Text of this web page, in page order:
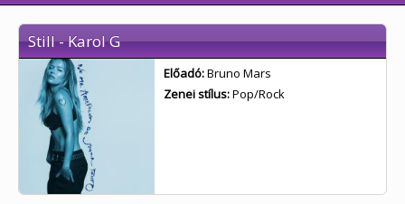
Still - Karol G
Előadó:Bruno Mars
Zenei stílus:Pop/Rock